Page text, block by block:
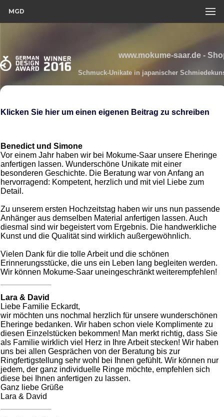
MGD
www.mokume-saar.de -
Schmuck-Unikate in japanischer
Klicken Sie hier um einen eigenen Beitrag zu schreiben
Benedict und Simone
Vor einem Jahr haben wir bei Mokume-Saar unsere Eheringe
anfertigen lassen. Wunderschöne Unikate mit einer
besonderen Geschichte. Die Beratung war von Anfang an
hervorragend: Kompetent, herzlich und mit viel Liebe zum
Detail.
Zu unserem ersten Hochzeitstag haben wir uns nun passende
Anhänger aus demselben Material anfertigen lassen. Auch
diesmal sind wir begeistert vom Ergebnis. Die handwerkliche
Kunst und die Qualität sind wirklich außergewöhnlich.
Vielen Dank für die tolle Arbeit und die schönen
Erinnerungsstücke, die uns ein Leben lang begleiten werden.
Wir können Mokume-Saar uneingeschränkt weiterempfehlen!
Lara & David
Liebe Familie Eckardt,
wir möchten uns nochmal herzlich für unsere wunderschönen
Eheringe bedanken. Wir haben schon viele Komplimente zu
diesen Einzelstücken bekommen! Man merkt richtig, dass Sie
als Familie wirklich viel Herz in Ihre Arbeit stecken! Wir haben
uns bei allen Gesprächen von der Beratung bis zur
Ringfertigstellung sehr wohl bei Ihnen gefühlt. Wir können nur
jedem, der ganz individuelle Ringe möchte, empfehlen sich
diese bei Ihnen anfertigen zu lassen.
Ganz liebe Grüße
Lara & David